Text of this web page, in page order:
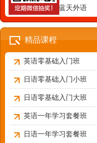
为什么选择蓝天外语
精品课程
英语零基础入门班
日语零基础入门小班
日语零基础入门大班
英语一年学习套餐班
日语一年学习套餐班